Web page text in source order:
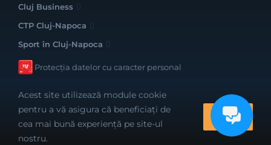
Cluj Business
CTP Cluj-Napoca
Sport în Cluj-Napoca
Protecția datelor cu caracter personal
Realizat cu bune intenții de către
Acest site utilizează module cookie
pentru a vă asigura că beneficiați de
cea mai bună experiență pe site-ul
nostru.
OK